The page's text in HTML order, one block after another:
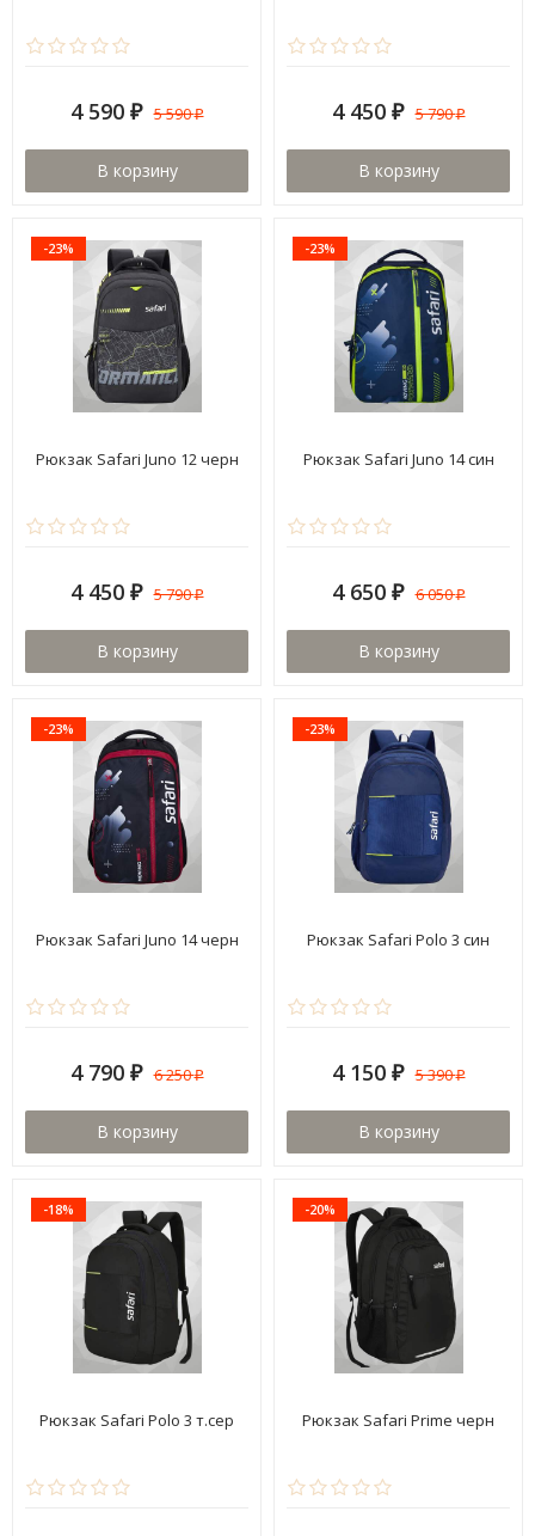
4 590 ₽ 5 590₽
В корзину
4 450 ₽ 5 790₽
В корзину
-23%
Рюкзак Safari Juno 12 черн
4 450 ₽ 5 790₽
В корзину
-23%
Рюкзак Safari Juno 14 син
4 650 ₽ 6 050₽
В корзину
-23%
Рюкзак Safari Juno 14 черн
4 790 ₽ 6 250₽
В корзину
-23%
Рюкзак Safari Polo 3 син
4 150 ₽ 5 390₽
В корзину
-18%
Рюкзак Safari Polo 3 т.сер
-20%
Рюкзак Safari Prime черн